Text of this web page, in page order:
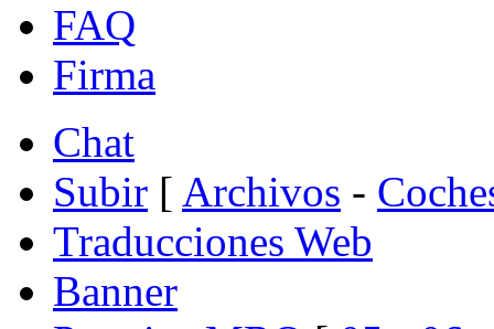
FAQ
Firma
Chat
Subir [ Archivos -
Traducciones Web
Banner